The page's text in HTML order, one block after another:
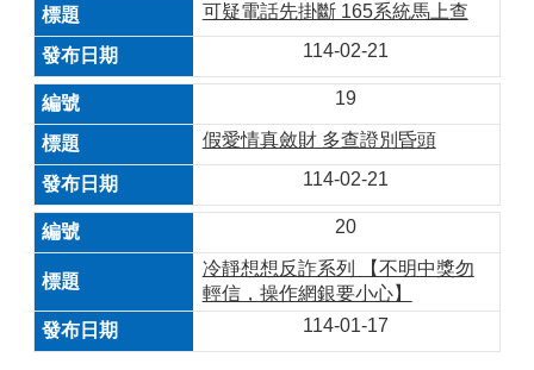
可疑電話先掛斷 165系統馬上查
114-02-21
19
假愛情真斂財 多查證別昏頭
114-02-21
20
冷靜想想反詐系列 【不明中獎勿
輕信，操作網銀要小心】
114-01-17